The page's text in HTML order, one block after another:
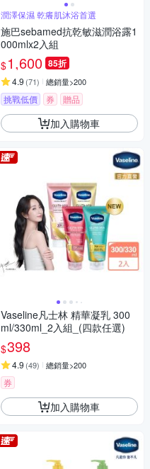
潤澤保濕 乾癢肌沐浴首選
施巴sebamed抗乾敏滋潤浴露1
000mlx2入組
$1,600 85折
4.9 (71) 總銷量>200
挑戰低價 券 贈品
加入購物車
Vaseline凡士林 精華凝乳 300
ml/330ml_2入組_(四款任選)
$398
4.9 (49) 總銷量>200
券
加入購物車